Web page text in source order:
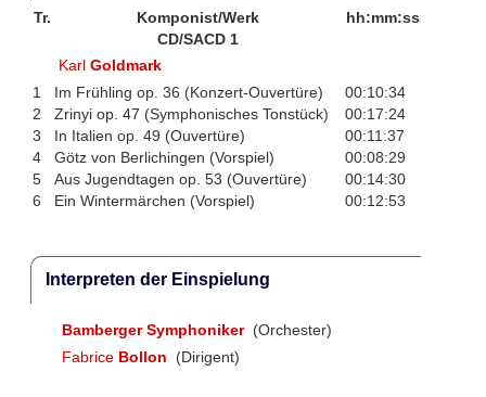
Tr. Komponist/Werk
hh:mm:ss
CD/SACD 1
KarlGoldmark
1
Im Frühling op. 36 (Konzert-Ouvertüre)
00:10:34
2
Zrinyi op. 47 (Symphonisches Tonstück)
00:17:24
3
In Italien op. 49 (Ouvertüre)
00:11:37
4
Götz von Berlichingen (Vorspiel)
00:08:29
5
Aus Jugendtagen op. 53 (Ouvertüre)
00:14:30
6
Ein Wintermärchen (Vorspiel) 00:12:53
Interpreten der Einspielung
Bamberger Symphoniker (Orchester)
Fabrice Bollon (Dirigent)